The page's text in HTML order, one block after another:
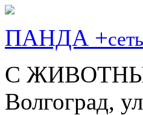
ПАНДА +
С
Волгоград,